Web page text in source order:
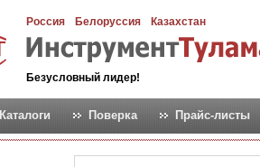
Россия Белоруссия Казахстан
Безусловный лидер!
Каталоги Поверка Прайс-листы